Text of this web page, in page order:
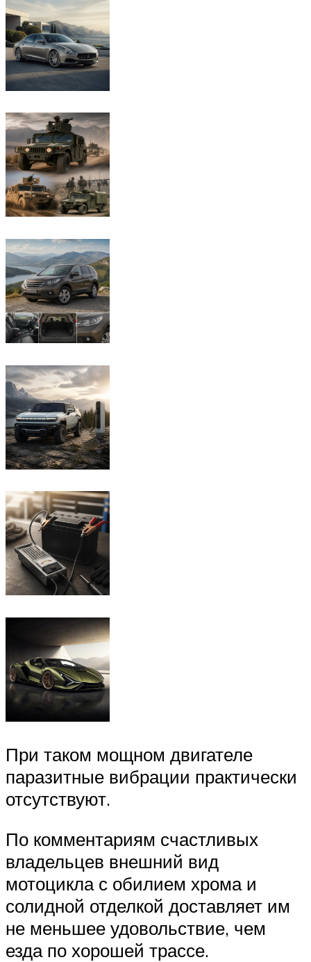
При таком мощном двигателе
паразитные вибрации практически
отсутствуют.
По комментариям счастливых
владельцев внешний вид
мотоцикла с обилием хрома и
солидной отделкой доставляет им
не меньшее удовольствие, чем
езда по хорошей трассе.